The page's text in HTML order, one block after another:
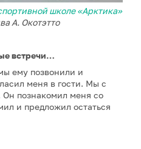
школе «Арктика»
А. Окотэтто
встречи…
ему позвонили и
меня в гости. Мы с
познакомил меня со
и предложил остаться